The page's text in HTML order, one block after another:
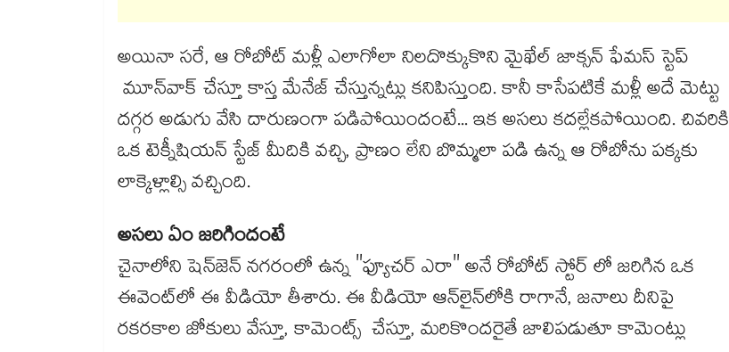
అయినా సరే, ఆ రోబోట్ మళ్లీ ఎలాగోలా నిలదొక్కుకొని మైఖేల్ జాక్సన్ ఫేమస్ స్టెప్
మూన్‌వాక్ చేస్తూ కాస్త మేనేజ్ చేస్తున్నట్లు కనిపిస్తుంది. కానీ కాసేపటికే మళ్లీ అదే మెట్టు
దగ్గర అడుగు వేసి దారుణంగా పడిపోయిందంటే... ఇక అసలు కదల్లేకపోయింది. చివరికి
ఒక టెక్నీషియన్ స్టేజ్ మీదికి వచ్చి, ప్రాణం లేని బొమ్మలా పడి ఉన్న ఆ రోబోను పక్కకు
లాక్కెళ్లాల్సి వచ్చింది.
అసలు ఏం జరిగిందంటే
చైనాలోని షెన్‌జెన్ నగరంలో ఉన్న "ఫ్యూచర్ ఎరా" అనే రోబోట్ స్టోర్ లో జరిగిన ఒక
ఈవెంట్‌లో ఈ వీడియో తీశారు. ఈ వీడియో ఆన్‌లైన్‌లోకి రాగానే, జనాలు దీనిపై
రకరకాల జోకులు వేస్తూ, కామెంట్స్ చేస్తూ, మరికొందరైతే జాలిపడుతూ కామెంట్లు